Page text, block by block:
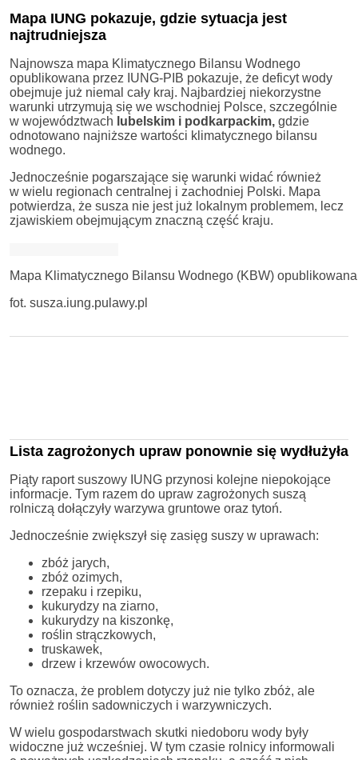
Mapa IUNG pokazuje, gdzie sytuacja jest
najtrudniejsza
Najnowsza mapa Klimatycznego Bilansu Wodnego
opublikowana przez IUNG-PIB pokazuje, że deficyt wody
obejmuje już niemal cały kraj. Najbardziej niekorzystne
warunki utrzymują się we wschodniej Polsce, szczególnie
w województwach lubelskim i podkarpackim, gdzie
odnotowano najniższe wartości klimatycznego bilansu
wodnego.
Jednocześnie pogarszające się warunki widać również
w wielu regionach centralnej i zachodniej Polski. Mapa
potwierdza, że susza nie jest już lokalnym problemem, lecz
zjawiskiem obejmującym znaczną część kraju.
Mapa Klimatycznego Bilansu Wodnego (KBW)
fot. susza.iung.pulawy.pl
Lista zagrożonych upraw ponownie się wydłużyła
Piąty raport suszowy IUNG przynosi kolejne niepokojące
informacje. Tym razem do upraw zagrożonych suszą
rolniczą dołączyły warzywa gruntowe oraz tytoń.
Jednocześnie zwiększył się zasięg suszy w uprawach:
zbóż jarych,
zbóż ozimych,
rzepaku i rzepiku,
kukurydzy na ziarno,
kukurydzy na kiszonkę,
roślin strączkowych,
truskawek,
drzew i krzewów owocowych.
To oznacza, że problem dotyczy już nie tylko zbóż, ale
również roślin sadowniczych i warzywniczych.
W wielu gospodarstwach skutki niedoboru wody były
widoczne już wcześniej. W tym czasie rolnicy informowali